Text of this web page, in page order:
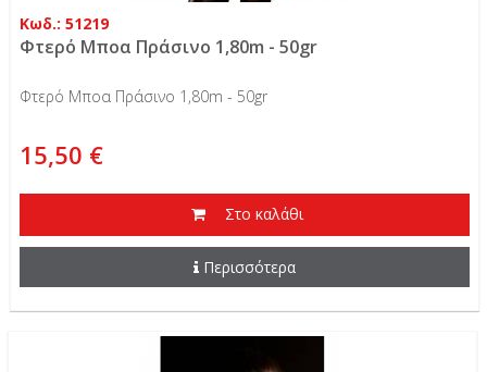
Κωδ.: 51219
Φτερό Μποα Πράσινο 1,80m - 50gr
Φτερό Μποα Πράσινο 1,80m - 50gr
15,50 €
Στο καλάθι
Περισσότερα